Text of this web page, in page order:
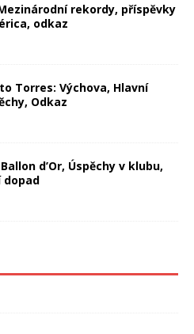
rekordy, příspěvky
odkaz
Torres: Výchova, Hlavní
Odkaz
d’Or, Úspěchy v klubu,
dopad